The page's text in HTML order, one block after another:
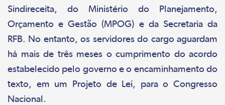
Sindireceita, do Ministério do Planejamento,
Orçamento e Gestão (MPOG) e da Secretaria da
RFB. No entanto, os servidores do cargo aguardam
há mais de três meses o cumprimento do acordo
estabelecido pelo governo e o encaminhamento do
texto, em um Projeto de Lei, para o Congresso
Nacional.